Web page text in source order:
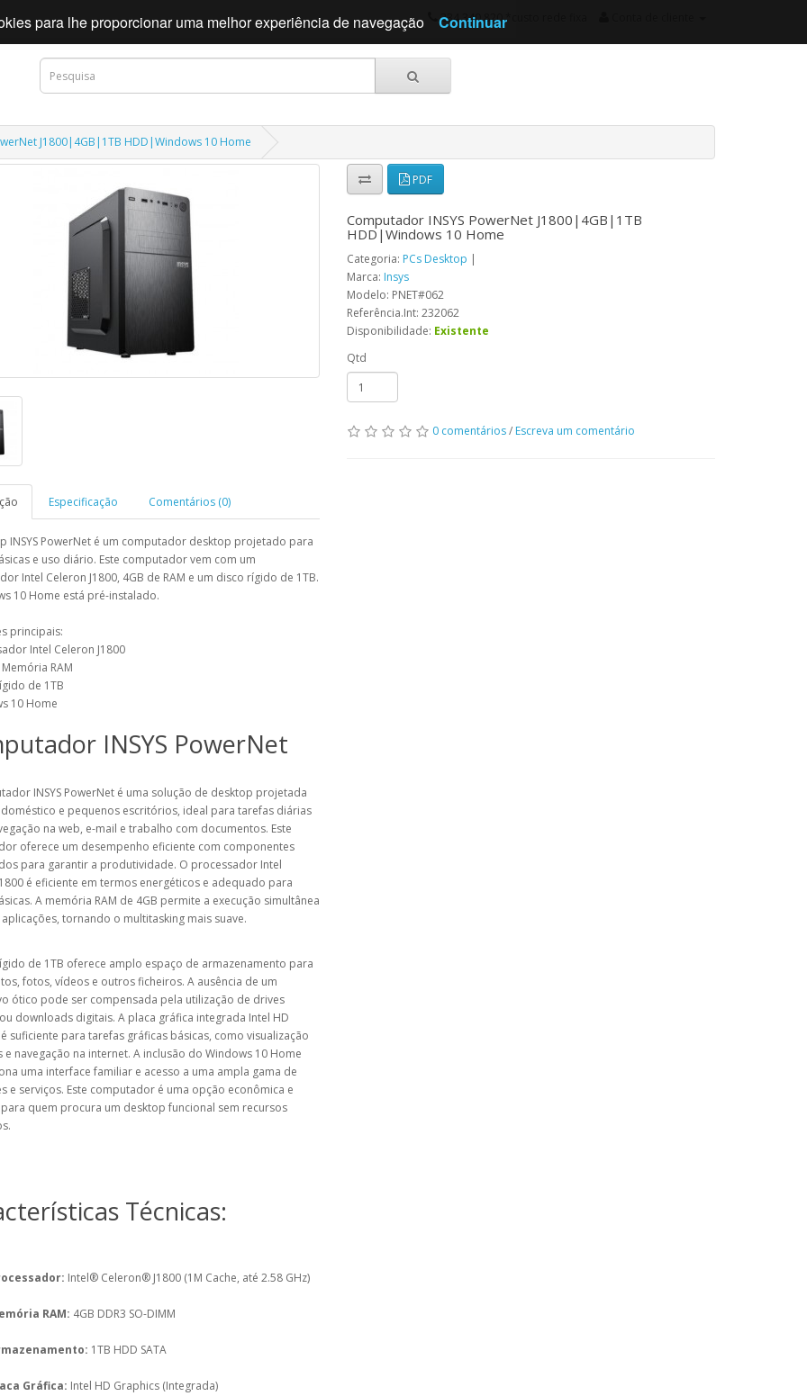
234 340 820 *custo rede fixa
J1800|4GB|1TB HDD|Windows 10 Home
Especificação Comentários (0)
INSYS PowerNet é um computador desktop projetado para
e uso diário. Este computador vem com um
Intel Celeron J1800, 4GB de RAM e um disco rígido de 1TB.
10 Home está pré-instalado.
principais:
Intel Celeron J1800
RAM
de 1TB
10 Home
INSYS PowerNet
INSYS PowerNet é uma solução de desktop projetada
e pequenos escritórios, ideal para tarefas diárias
na web, e-mail e trabalho com documentos. Este
oferece um desempenho eficiente com componentes
para garantir a produtividade. O processador Intel
é eficiente em termos energéticos e adequado para
A memória RAM de 4GB permite a execução simultânea
tornando o multitasking mais suave.
de 1TB oferece amplo espaço de armazenamento para
fotos, vídeos e outros ficheiros. A ausência de um
ótico pode ser compensada pela utilização de drives
downloads digitais. A placa gráfica integrada Intel HD
suficiente para tarefas gráficas básicas, como visualização
e navegação na internet. A inclusão do Windows 10 Home
uma interface familiar e acesso a uma ampla gama de
e serviços. Este computador é uma opção econômica e
quem procura um desktop funcional sem recursos
Técnicas:
Intel® Celeron® J1800 (1M Cache, até 2.58 GHz)
RAM: 4GB DDR3 SO-DIMM
1TB HDD SATA
Gráfica: Intel HD Graphics (Integrada)
PDF
Computador INSYS PowerNet J1800|4GB|1TB
HDD|Windows 10 Home
Categoria: PCs Desktop |
Marca: Insys
Modelo: PNET#062
Referência.Int: 232062
Disponibilidade: Existente
Qtd
0 comentários/ Escreva um comentário
para lhe proporcionar uma melhor experiência de navegação Continuar